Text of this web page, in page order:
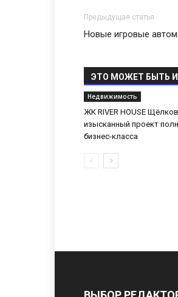
Предыдущая статья
Новые игровые
ЭТО МОЖЕТ БЫТЬ
Недвижимость
ЖК RIVER HOUSE
изысканный проект
бизнес-класса